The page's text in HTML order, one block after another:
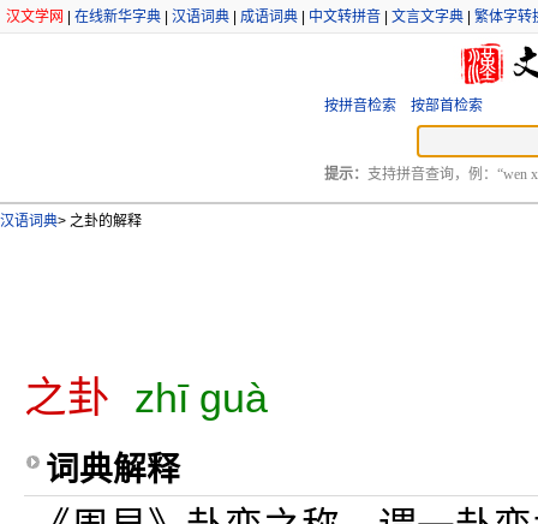
汉文学网 在线新华字典 汉语词典 成语词典 中文转拼音 文言文字典 繁体字转
按拼音检索 按部首检索
提示： 支持拼音查询，例：“wen
汉语词典> 之卦的解释
之卦 zhī guà
词典解释